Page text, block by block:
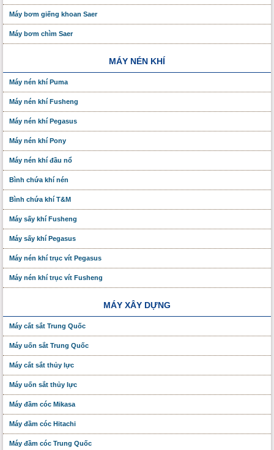
Máy bơm giếng khoan Saer
Máy bơm chìm Saer
MÁY NÉN KHÍ
Máy nén khí Puma
Máy nén khí Fusheng
Máy nén khí Pegasus
Máy nén khí Pony
Máy nén khí đầu nổ
Bình chứa khí nén
Bình chứa khí T&M
Máy sấy khí Fusheng
Máy sấy khí Pegasus
Máy nén khí trục vít Pegasus
Máy nén khí trục vít Fusheng
MÁY XÂY DỰNG
Máy cắt sắt Trung Quốc
Máy uốn sắt Trung Quốc
Máy cắt sắt thủy lực
Máy uốn sắt thủy lực
Máy đầm cóc Mikasa
Máy đầm cóc Hitachi
Máy đầm cóc Trung Quốc